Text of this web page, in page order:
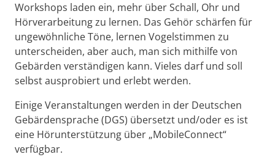
Workshops laden ein, mehr über Schall, Ohr und
Hörverarbeitung zu lernen. Das Gehör schärfen für
ungewöhnliche Töne, lernen Vogelstimmen zu
unterscheiden, aber auch, man sich mithilfe von
Gebärden verständigen kann. Vieles darf und soll
selbst ausprobiert und erlebt werden.
Einige Veranstaltungen werden in der Deutschen
Gebärdensprache (DGS) übersetzt und/oder es ist
eine Hörunterstützung über „MobileConnect“
verfügbar.